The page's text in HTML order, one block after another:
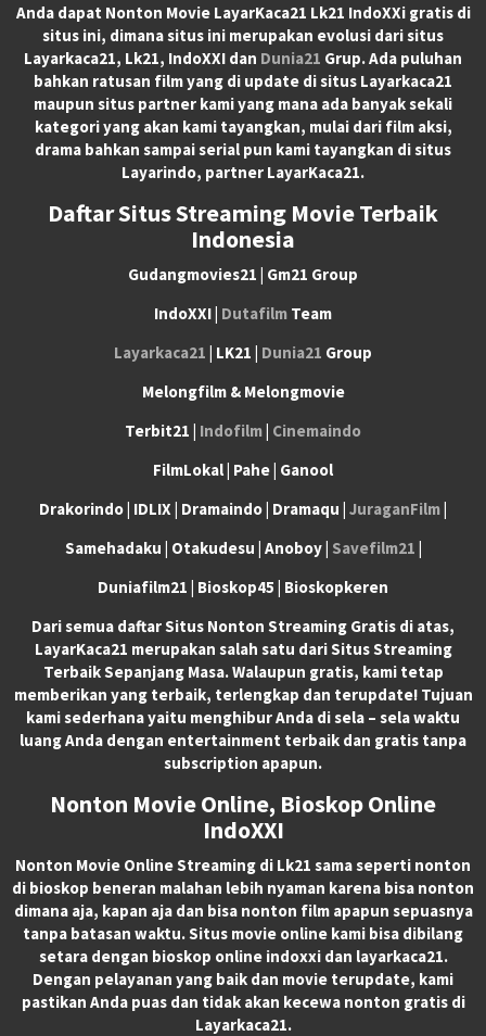
Anda dapat Nonton Movie LayarKaca21 Lk21 IndoXXigratis di
situs ini, dimana situs ini merupakan evolusi dari situs
Layarkaca21, Lk21, IndoXXI dan Dunia21 Grup. Ada puluhan
bahkan ratusan film yang di update di situs Layarkaca21
maupun situs partner kami yang mana ada banyak sekali
kategori yang akan kami tayangkan, mulai dari film aksi,
drama bahkan sampai serial pun kami tayangkan di situs
Layarindo, partner LayarKaca21.
Daftar Situs Streaming Movie Terbaik
Indonesia
Gudangmovies21 | Gm21 Group
IndoXXI | Dutafilm Team
Layarkaca21 | LK21 | Dunia21 Group
Melongfilm & Melongmovie
Terbit21 | Indofilm| Cinemaindo
FilmLokal | Pahe | Ganool
Drakorindo | IDLIX | Dramaindo | Dramaqu | JuraganFilm|
Samehadaku | Otakudesu | Anoboy | Savefilm21 |
Duniafilm21 | Bioskop45 | Bioskopkeren
Dari semua daftar Situs Nonton Streaming Gratis di atas,
LayarKaca21 merupakan salah satu dari Situs Streaming
Terbaik Sepanjang Masa. Walaupun gratis, kami tetap
memberikan yang terbaik, terlengkap dan terupdate! Tujuan
kami sederhana yaitu menghibur Anda di sela – sela waktu
luang Anda dengan entertainment terbaik dan gratis tanpa
subscription apapun.
Nonton Movie Online, Bioskop Online
IndoXXI
Nonton Movie Online Streaming di Lk21 sama seperti nonton
di bioskop beneran malahan lebih nyaman karena bisa nonton
dimana aja, kapan aja dan bisa nonton film apapun sepuasnya
tanpa batasan waktu. Situs movie online kami bisa dibilang
setara dengan bioskop online indoxxi dan layarkaca21.
Dengan pelayanan yang baik dan movie terupdate, kami
pastikan Anda puas dan tidak akan kecewa nonton gratis di
Layarkaca21.